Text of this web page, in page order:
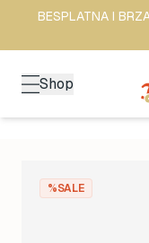
BESPLATNA I
Shop
%SALE